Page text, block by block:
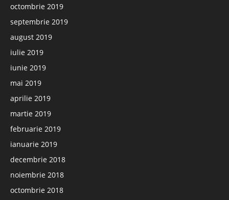
octombrie 2019
septembrie 2019
august 2019
iulie 2019
iunie 2019
mai 2019
aprilie 2019
martie 2019
februarie 2019
ianuarie 2019
decembrie 2018
noiembrie 2018
octombrie 2018